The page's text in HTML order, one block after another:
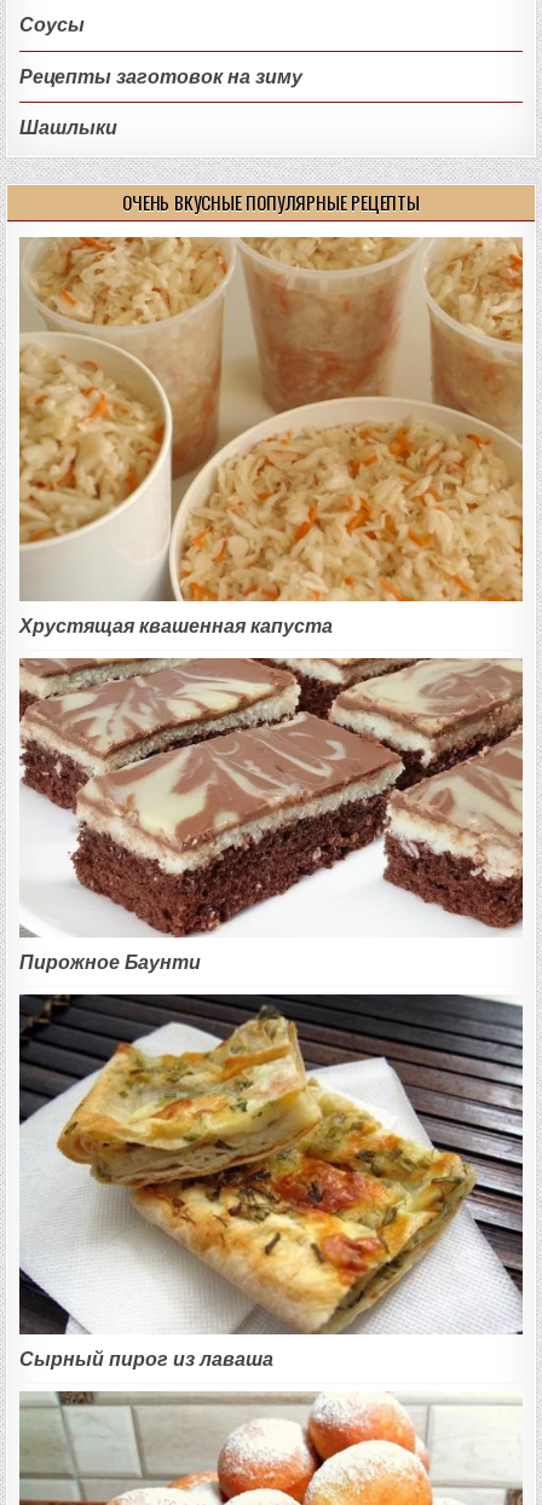
Соусы
Рецепты заготовок на зиму
Шашлыки
ОЧЕНЬ ВКУСНЫЕ ПОПУЛЯРНЫЕ РЕЦЕПТЫ
Хрустящая квашенная капуста
Пирожное Баунти
Сырный пирог из лаваша